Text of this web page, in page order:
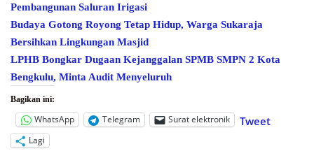
Pembangunan Saluran Irigasi
Budaya Gotong Royong Tetap Hidup, Warga Sukaraja
Bersihkan Lingkungan Masjid
LPHB Bongkar Dugaan Kejanggalan SPMB SMPN 2 Kota
Bengkulu, Minta Audit Menyeluruh
Bagikan ini:
WhatsApp Telegram Surat elektronik Tweet
Lagi